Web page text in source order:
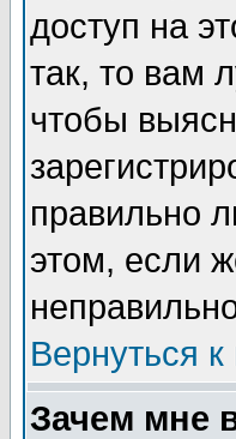
доступ на
так, то вам
чтобы
правильно
этом, если
Вернуться к
Зачем мне